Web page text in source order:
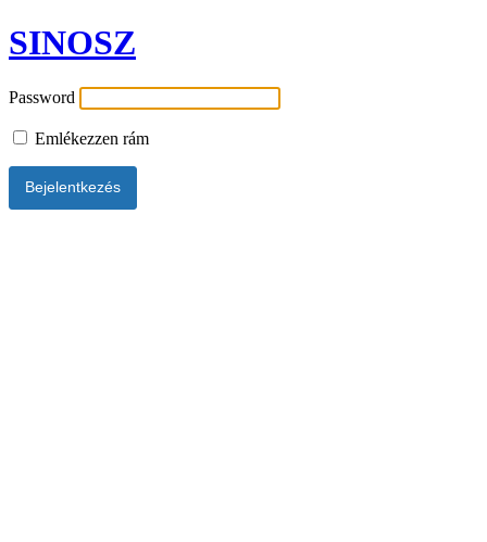
SINOSZ
Password
Emlékezzen rám